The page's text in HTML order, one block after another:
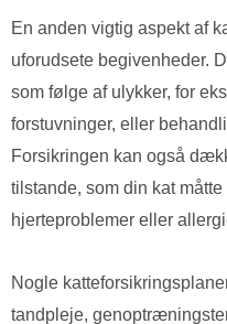
En anden vigtig aspekt af
uforudsete begivenheder.
som følge af ulykker, for
forstuvninger, eller
Forsikringen kan også
tilstande, som din kat
hjerteproblemer eller
Nogle
tandpleje,